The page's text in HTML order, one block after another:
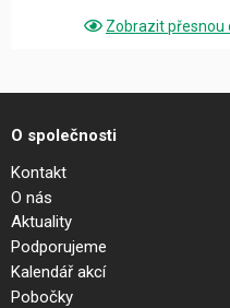
Zobrazit přesnou
O společnosti
Kontakt
O nás
Aktuality
Podporujeme
Kalendář akcí
Pobočky